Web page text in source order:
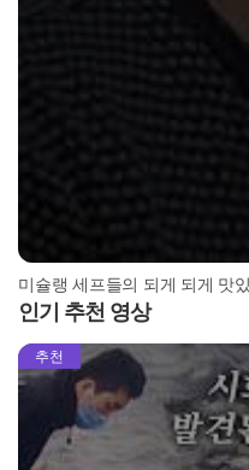
미슐랭 세프들의 되게 되게 맛
인기 추천 영상
추천